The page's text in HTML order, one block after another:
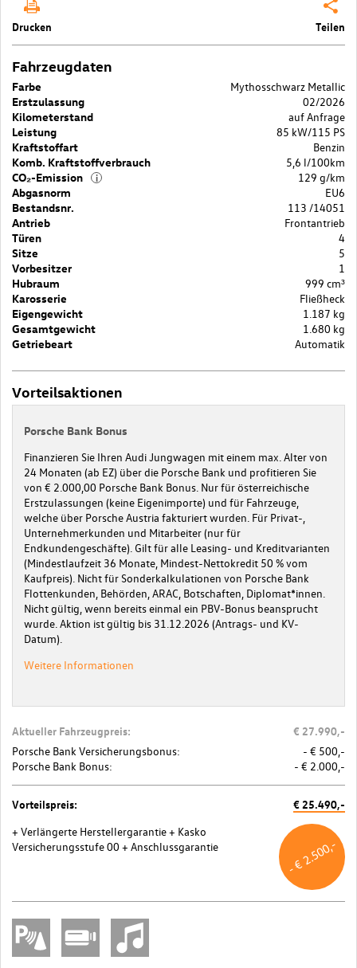
Drucken Teilen
Fahrzeugdaten
Farbe
Mythosschwarz Metallic
Erstzulassung
02/2026
Kilometerstand
auf Anfrage
Leistung
85 kW/115 PS
Kraftstoffart
Benzin
Komb. Kraftstoffverbrauch
5,6 l/100km
CO₂-Emission
i
129 g/km
Abgasnorm
EU6
Bestandsnr.
113 /14051
Antrieb
Frontantrieb
Türen
4
Sitze
5
Vorbesitzer
1
Hubraum
999 cm³
Karosserie
Fließheck
Eigengewicht
1.187 kg
Gesamtgewicht
1.680 kg
Getriebeart
Automatik
Vorteilsaktionen
Porsche Bank Bonus
Finanzieren Sie Ihren Audi Jungwagen mit einem max. Alter von
24 Monaten (ab EZ) über die Porsche Bank und profitieren Sie
von € 2.000,00 Porsche Bank Bonus. Nur für österreichische
Erstzulassungen (keine Eigenimporte) und für Fahrzeuge,
welche über Porsche Austria fakturiert wurden. Für Privat-,
Unternehmerkunden und Mitarbeiter (nur für
Endkundengeschäfte). Gilt für alle Leasing- und Kreditvarianten
(Mindestlaufzeit 36 Monate, Mindest-Nettokredit 50 % vom
Kaufpreis). Nicht für Sonderkalkulationen von Porsche Bank
Flottenkunden, Behörden, ARAC, Botschaften, Diplomat*innen.
Nicht gültig, wenn bereits einmal ein PBV-Bonus beansprucht
wurde. Aktion ist gültig bis 31.12.2026 (Antrags- und KV-
Datum).
Weitere Informationen
Aktueller Fahrzeugpreis: € 27.990,-
Porsche Bank Versicherungsbonus:
- € 500,-
Porsche Bank Bonus:
- € 2.000,-
Vorteilspreis: € 25.490,-
+ Verlängerte Herstellergarantie+ Kasko
Versicherungsstufe 00 + Anschlussgarantie - € 2.500,-